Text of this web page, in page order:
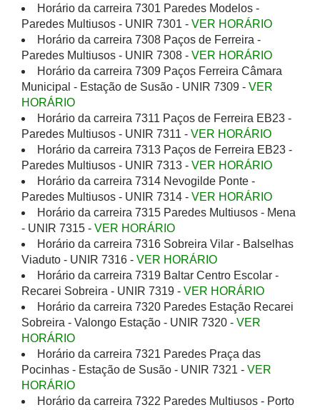
Horário da carreira 7301 Paredes Modelos -
Paredes Multiusos - UNIR 7301 - VER HORÁRIO
Horário da carreira 7308 Paços de Ferreira -
Paredes Multiusos - UNIR 7308 - VER HORÁRIO
Horário da carreira 7309 Paços Ferreira Câmara
Municipal - Estação de Susão - UNIR 7309 - VER
HORÁRIO
Horário da carreira 7311 Paços de Ferreira EB23 -
Paredes Multiusos - UNIR 7311 - VER HORÁRIO
Horário da carreira 7313 Paços de Ferreira EB23 -
Paredes Multiusos - UNIR 7313 - VER HORÁRIO
Horário da carreira 7314 Nevogilde Ponte -
Paredes Multiusos - UNIR 7314 - VER HORÁRIO
Horário da carreira 7315 Paredes Multiusos - Mena
- UNIR 7315 - VER HORÁRIO
Horário da carreira 7316 Sobreira Vilar - Balselhas
Viaduto - UNIR 7316 - VER HORÁRIO
Horário da carreira 7319 Baltar Centro Escolar -
Recarei Sobreira - UNIR 7319 - VER HORÁRIO
Horário da carreira 7320 Paredes Estação Recarei
Sobreira - Valongo Estação - UNIR 7320 - VER
HORÁRIO
Horário da carreira 7321 Paredes Praça das
Pocinhas - Estação de Susão - UNIR 7321 - VER
HORÁRIO
Horário da carreira 7322 Paredes Multiusos - Porto